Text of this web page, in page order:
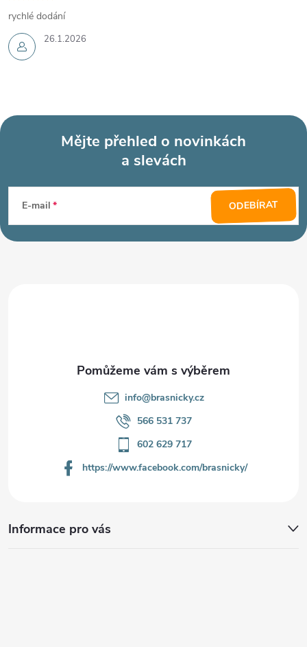
26.1.2026
rychlé dodání
p
Mějte přehled o novinkách
a slevách
E-mail ODEBÍRAT
info@brasnicky.cz
566 531 737
602 629 717
https://www.facebook.com/brasnicky/
Informace pro vás